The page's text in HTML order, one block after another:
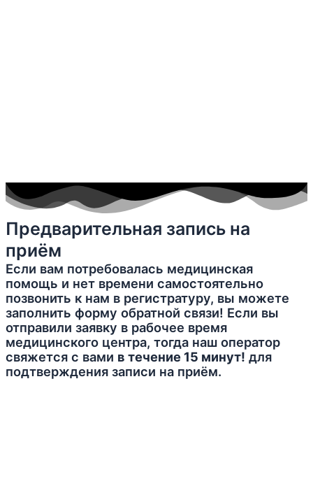
Предварительная запись на
приём
Если вам потребовалась медицинская
помощь и нет времени самостоятельно
позвонить к нам в регистратуру, вы можете
заполнить форму обратной связи! Если вы
отправили заявку в рабочее время
медицинского центра, тогда наш оператор
свяжется с вами в течение 15 минут! для
подтверждения записи на приём.